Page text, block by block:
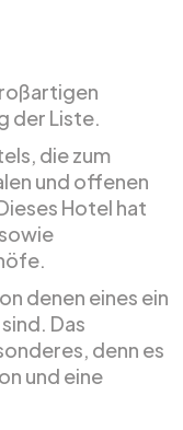
der Liste.
die zum
und offenen
Hotel hat
denen eines ein
Das
denn es
und eine